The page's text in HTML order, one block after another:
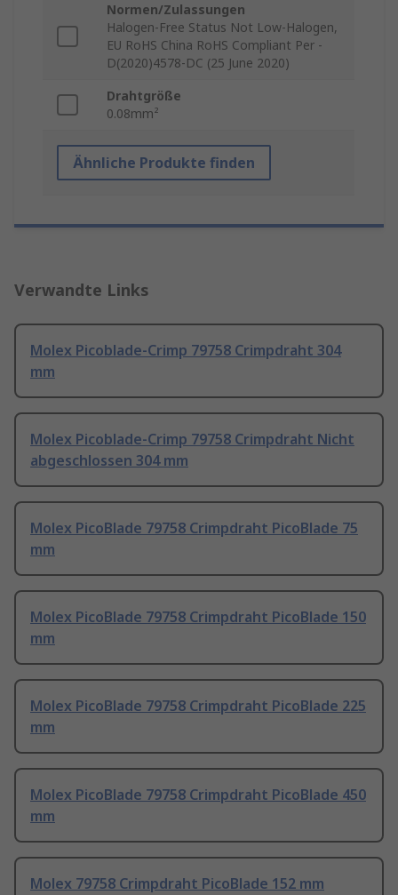
Normen/Zulassungen
Halogen-Free Status Not Low-Halogen,
EU RoHS China RoHS Compliant Per -
D(2020)4578-DC (25 June 2020)
Drahtgröße
0.08mm²
Ähnliche Produkte finden
Verwandte Links
Molex Picoblade-Crimp 79758 Crimpdraht 304
mm
Molex Picoblade-Crimp 79758 Crimpdraht Nicht
abgeschlossen 304 mm
Molex PicoBlade 79758 Crimpdraht PicoBlade 75
mm
Molex PicoBlade 79758 Crimpdraht PicoBlade 150
mm
Molex PicoBlade 79758 Crimpdraht PicoBlade 225
mm
Molex PicoBlade 79758 Crimpdraht PicoBlade 450
mm
Molex 79758 Crimpdraht PicoBlade 152 mm